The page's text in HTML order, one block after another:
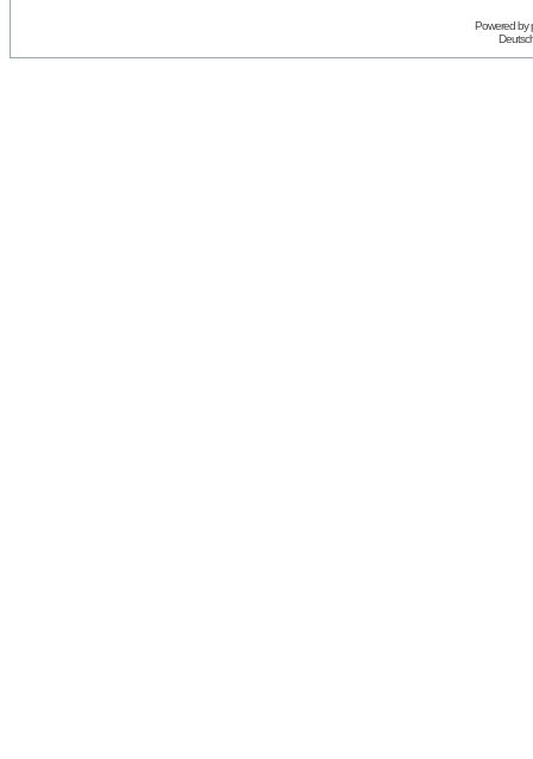
Powered by